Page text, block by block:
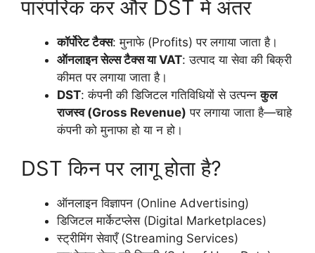
पारंपरिक कर और DST में अंतर
कॉर्पोरेट टैक्स: मुनाफे (Profits) पर लगाया जाता है।
ऑनलाइन सेल्स टैक्स या VAT: उत्पाद या सेवा की बिक्री
कीमत पर लगाया जाता है।
DST: कंपनी की डिजिटल गतिविधियों से उत्पन्नकुल
राजस्व (Gross Revenue) पर लगाया जाता है—चाहे
कंपनी को मुनाफा हो या न हो।
DST किन पर लागू होता है?
ऑनलाइन विज्ञापन (Online Advertising)
डिजिटल मार्केटप्लेस (Digital Marketplaces)
स्ट्रीमिंग सेवाएँ (Streaming Services)